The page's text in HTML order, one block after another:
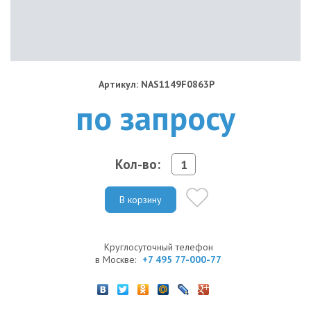
Артикул: NAS1149F0863P
по запросу
Кол-во:
В корзину
Круглосуточный телефон
в Москве: +7 495 77-000-77